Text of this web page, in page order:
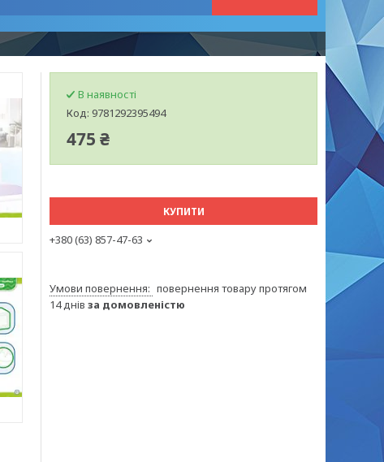
В наявності
Код: 9781292395494
475 ₴
КУПИТИ
+380 (63) 857-47-63
повернення товару протягом
14 днів за домовленістю